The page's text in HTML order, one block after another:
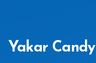
Yakar Candy